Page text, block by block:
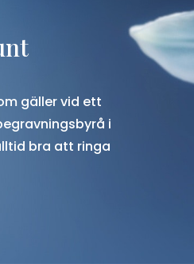
gäller vid ett
i
bra att ringa